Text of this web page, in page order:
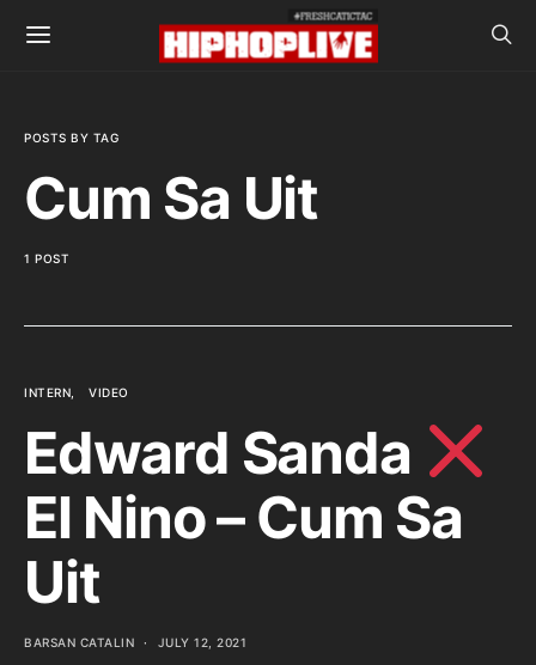
POSTS BY TAG
Cum Sa Uit
1 POST
INTERN VIDEO
Edward Sanda
El Nino – Cum Sa
Uit
BARSAN CATALIN JULY 12, 2021